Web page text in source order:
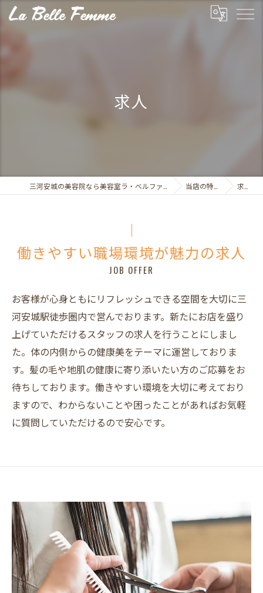
求人
当店の特徴 求人
働きやすい職場環境が魅力の求人
JOB OFFER
お客様が心身ともにリフレッシュできる空間を大切に三
河安城駅徒歩圏内で営んでおります。新たにお店を盛り
上げていただけるスタッフの求人を行うことにしまし
た。体の内側からの健康美をテーマに運営しておりま
す。髪の毛や地肌の健康に寄り添いたい方のご応募をお
待ちしております。働きやすい環境を大切に考えており
ますので、わからないことや困ったことがあればお気軽
に質問していただけるので安心です。